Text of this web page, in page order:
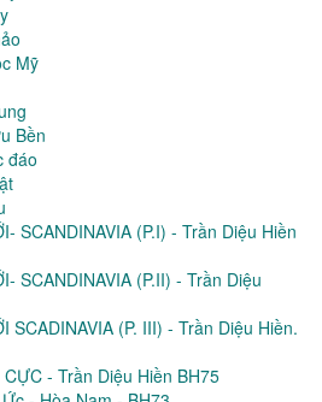
Mỹ
Bền
đáo
SCANDINAVIA (P.I) - Trần Diệu Hiền
SCANDINAVIA (P.II) - Trần Diệu
SCADINAVIA (P. III) - Trần Diệu Hiền.
- Trần Diệu Hiền BH75